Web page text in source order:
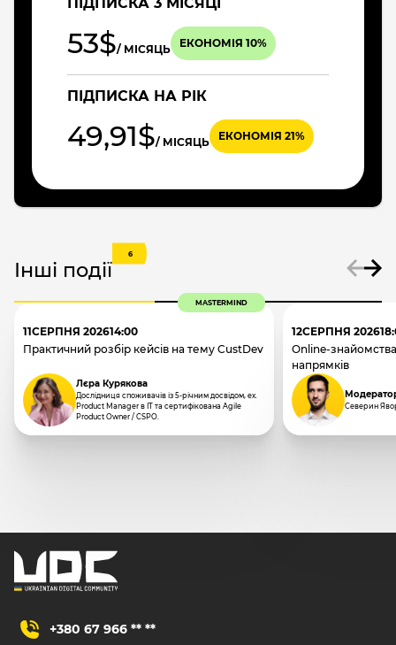
53$/ МІСЯЦЬ ЕКОНОМІЯ 10%
ПІДПИСКА НА РІК
49,91$/ МІСЯЦЬ ЕКОНОМІЯ 21%
Інші події
6
MASTERMIND
11СЕРПНЯ 202614:00
Практичний розбір кейсів на тему CustDev
Лєра Курякова
Дослідниця споживачів із 5-річним досвідом, ex.
Product Manager в IT та сертифікована Agile
Product Owner / CSPO.
12СЕРПНЯ 2026
Online-
напрямків
Северин
+380 67 966 ** **